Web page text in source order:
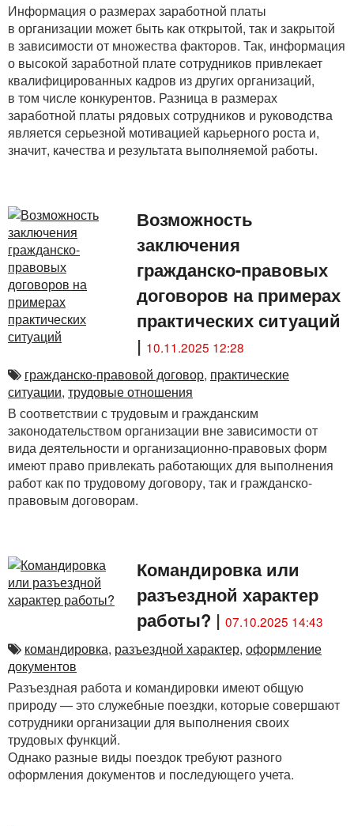
Информация о размерах заработной платы
в организации может быть как открытой, так и закрытой
в зависимости от множества факторов. Так, информация
о высокой заработной плате сотрудников привлекает
квалифицированных кадров из других организаций,
в том числе конкурентов. Разница в размерах
заработной платы рядовых сотрудников и руководства
является серьезной мотивацией карьерного роста и,
значит, качества и результата выполняемой работы.
Возможность
заключения
гражданско-правовых
договоров на примерах
практических ситуаций
| 10.11.2025 12:28
гражданско-правовой договор, практические
ситуации, трудовые отношения
В соответствии с трудовым и гражданским
законодательством организации вне зависимости от
вида деятельности и организационно-правовых форм
имеют право привлекать работающих для выполнения
работ как по трудовому договору, так и гражданско-
правовым договорам.
Командировка или
разъездной характер
работы? | 07.10.2025 14:43
командировка, разъездной характер, оформление
документов
Разъездная работа и командировки имеют общую
природу — это служебные поездки, которые совершают
сотрудники организации для выполнения своих
трудовых функций.
Однако разные виды поездок требуют разного
оформления документов и последующего учета.